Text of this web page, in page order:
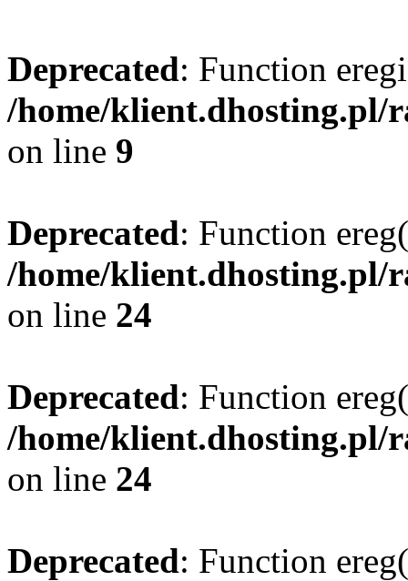
Deprecated: Function
/home/klient.dhosting.pl/
on line 9
Deprecated: Function
/home/klient.dhosting.pl/
on line 24
Deprecated: Function
/home/klient.dhosting.pl/
on line 24
Deprecated: Function